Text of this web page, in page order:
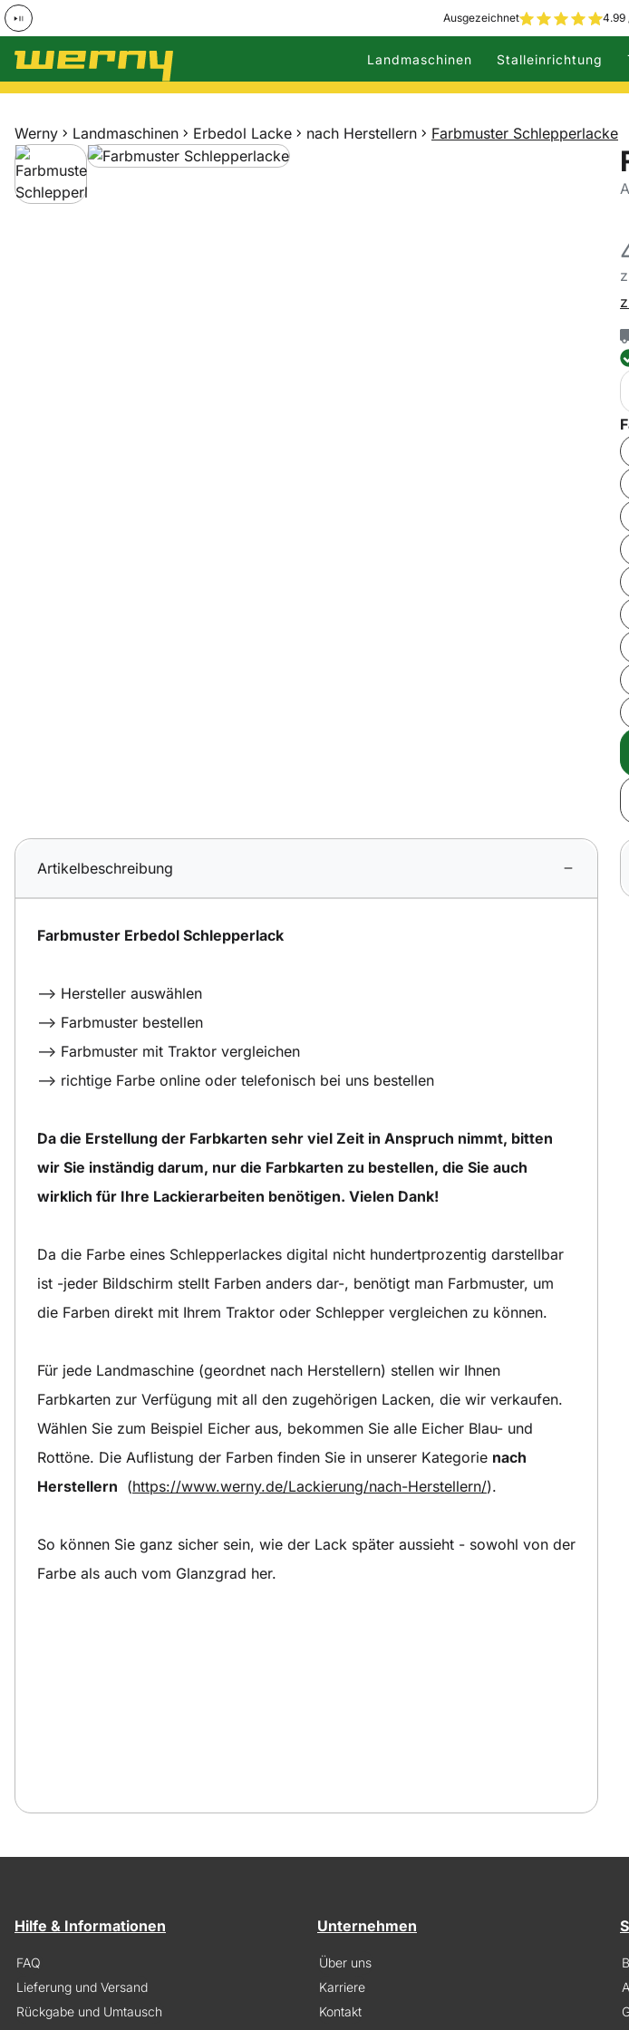
Ausgezeichnet 4.99
Zum Hauptinhalt springen
Landmaschinen Stalleinrichtung
Werny Landmaschinen Erbedol Lacke nach Herstellern Farbmuster Schlepperlacke
Produktgalerie
Zur Kaufbox springen
Artikelbeschreibung
Farbmuster Erbedol Schlepperlack
--> Hersteller auswählen
--> Farbmuster bestellen
--> Farbmuster mit Traktor vergleichen
--> richtige Farbe online oder telefonisch bei uns bestellen
Da die Erstellung der Farbkarten sehr viel Zeit in Anspruch nimmt, bitten
wir Sie inständig darum, nur die Farbkarten zu bestellen, die Sie auch
wirklich für Ihre Lackierarbeiten benötigen. Vielen Dank!
Da die Farbe eines Schlepperlackes digital nicht hundertprozentig darstellbar
ist -jeder Bildschirm stellt Farben anders dar-, benötigt man Farbmuster, um
die Farben direkt mit Ihrem Traktor oder Schlepper vergleichen zu können.
Für jede Landmaschine (geordnet nach Herstellern) stellen wir Ihnen
Farbkarten zur Verfügung mit all den zugehörigen Lacken, die wir verkaufen.
Wählen Sie zum Beispiel Eicher aus, bekommen Sie alle Eicher Blau- und
Rottöne. Die Auflistung der Farben finden Sie in unserer Kategorie nach
Herstellern (https://www.werny.de/Lackierung/nach-Herstellern/).
So können Sie ganz sicher sein, wie der Lack später aussieht - sowohl von der
Farbe als auch vom Glanzgrad her.
Hilfe & Informationen
FAQ
Lieferung und Versand
Rückgabe und Umtausch
Unternehmen
Über uns
Karriere
Kontakt